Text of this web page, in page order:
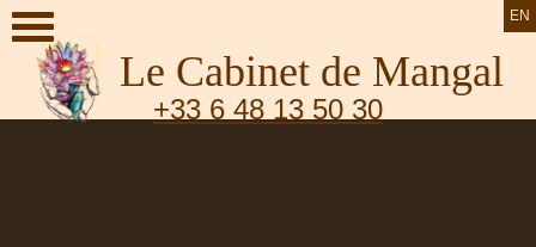
EN
Le Cabinet de Mangal
+33 6 48 13 50 30